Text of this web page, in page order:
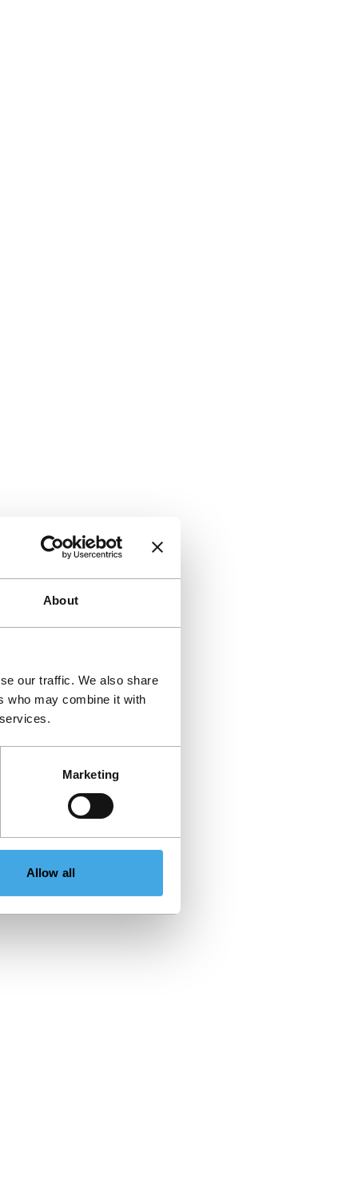
About
our traffic. We also share
who may combine it with
Marketing
Allow all